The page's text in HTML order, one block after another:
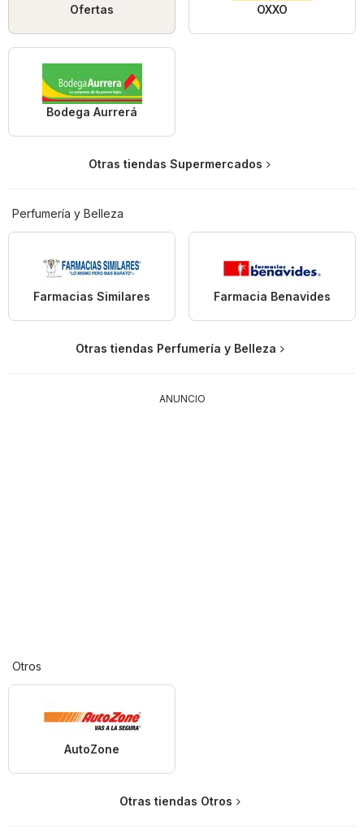
Ofertas OXXO
Bodega Aurrerá
Otras tiendas Supermercados
Perfumería y Belleza
Farmacias Similares Farmacia Benavides
Otras tiendas Perfumería y Belleza
ANUNCIO
Otros
AutoZone
Otras tiendas Otros